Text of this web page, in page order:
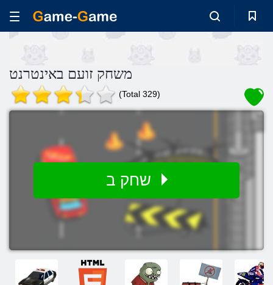
משחק זועם באינטרנט
(Total 329)